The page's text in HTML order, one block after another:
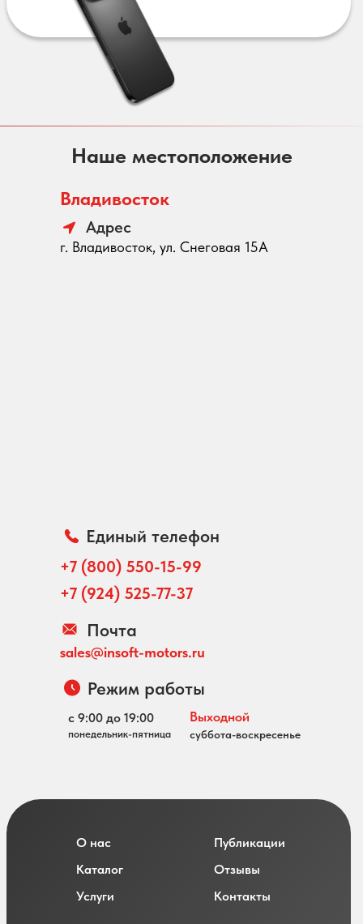
Наше местоположение
Владивосток
Адрес
г. Владивосток, ул. Снеговая 15А
Единый телефон
+7 (800) 550-15-99
+7 (924) 525-77-37
Почта
sales@insoft-motors.ru
Режим работы
с 9:00 до 19:00 Выходной
понедельник-пятница суббота-воскресенье
О нас
Каталог
Услуги
Публикации
Отзывы
Контакты